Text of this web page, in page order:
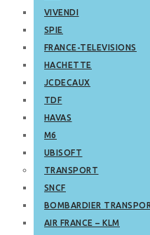
VIVENDI
SPIE
FRANCE-TELEVISIONS
HACHETTE
JCDECAUX
TDF
HAVAS
M6
UBISOFT
TRANSPORT
SNCF
BOMBARDIER
AIR FRANCE – KLM